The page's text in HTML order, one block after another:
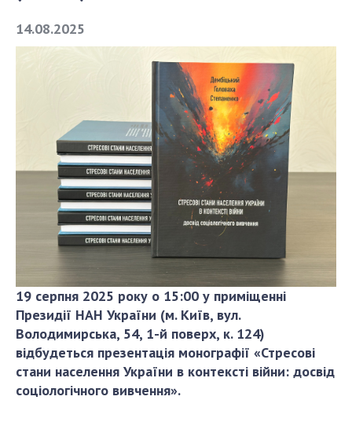
СТРУКТУРА
Президія НАН України
Секція фізико-технічних і математичних
наук
Секція хімічних і біологічних наук
Секція суспільних і гуманітарних наук
Установи при Президії
Ради, комітети та комісії
Наукові центри МОН та НАН України
Громадські організації
ДІЯЛЬНІСТЬ
14.08.2025
19 серпня 2025 року о 15:00 у приміщенні
Президії НАН України (м. Київ, вул.
Володимирська, 54, 1-й поверх, к. 124)
відбудеться презентація монографії «Стресові
стани населення України в контексті війни: досвід
соціологічного вивчення».